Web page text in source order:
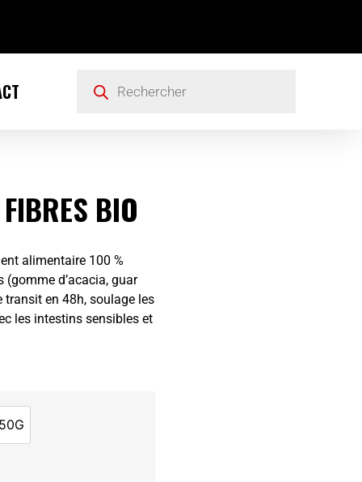
BIO
alimentaire 100 %
(gomme d’acacia, guar
en 48h, soulage les
les intestins sensibles et
150G